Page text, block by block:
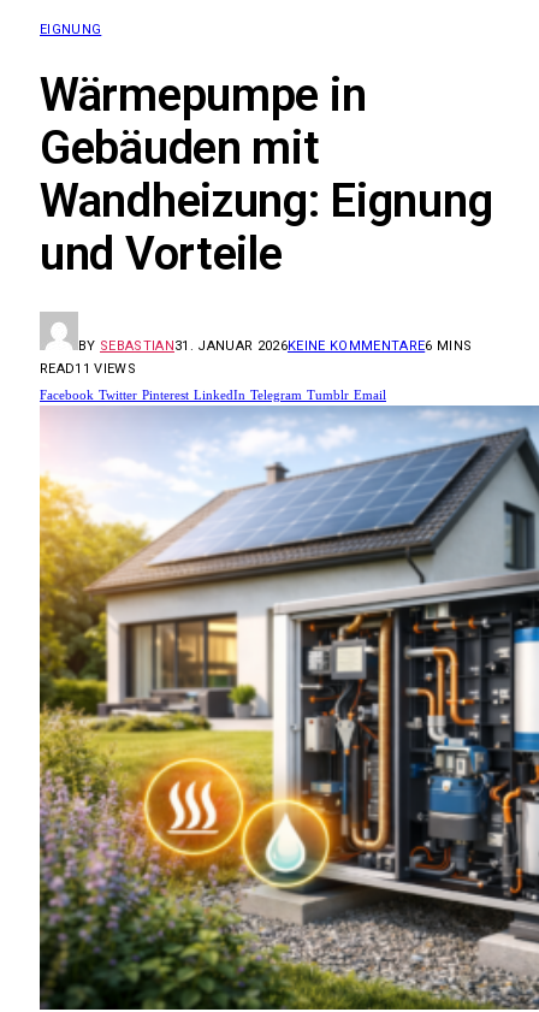
EIGNUNG
Wärmepumpe in
Gebäuden mit
Wandheizung: Eignung
und Vorteile
BY SEBASTIAN31. JANUAR 2026KEINE KOMMENTARE6 MINS
READ11VIEWS
Facebook Twitter Pinterest LinkedIn Telegram Tumblr Email